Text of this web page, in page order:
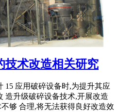
技术改造相关研究
15 应用破碎设备时,为提升其应
造升级破碎设备技术,开展改造
够 合理,将无法获得良好改造效